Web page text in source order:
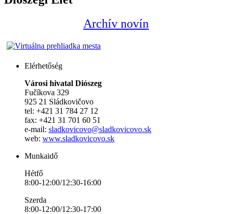
Archív novín
Elérhetőség
Városi hivatal Diószeg
Fučíkova 329
925 21 Sládkovičovo
tel: +421 31 784 27 12
fax: +421 31 701 60 51
e-mail: sladkovicovo@sladkovicovo.sk
web: www.sladkovicovo.sk
Munkaidő
Hétfő
8:00-12:00/12:30-16:00
Szerda
8:00-12:00/12:30-17:00